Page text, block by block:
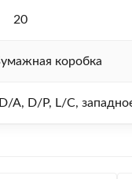
20
коробка
A, D/P, L/C,